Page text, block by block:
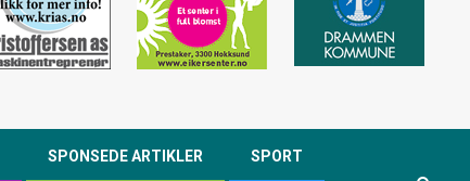
SPONSEDE ARTIKLER SPORT